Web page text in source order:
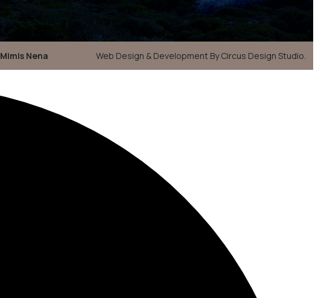
Mimis Nena Web Design & Development By Circus Design Studio.